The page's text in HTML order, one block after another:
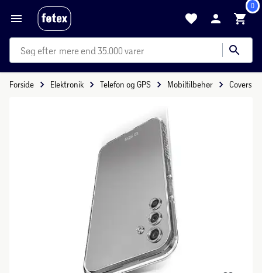
0
mere end 35.000 varer
Forside Elektronik Telefon og GPS Mobiltilbehør Covers